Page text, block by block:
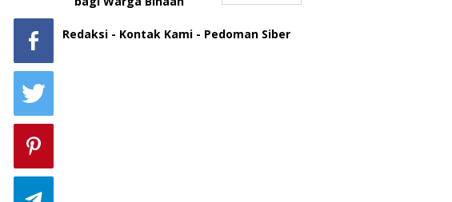
Redaksi - Kontak Kami - Pedoman Siber